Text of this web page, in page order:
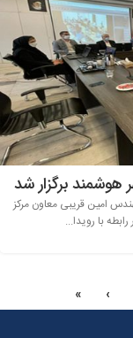
برگزار شد
امین قریبی معاون مرکز
با رویدا...
›
»